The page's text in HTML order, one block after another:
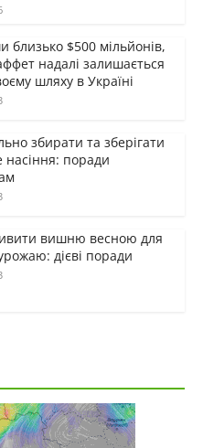
близько $500 мільйонів,
надалі залишається
шляху в Україні
збирати та зберігати
насіння: поради
вишню весною для
дієві поради